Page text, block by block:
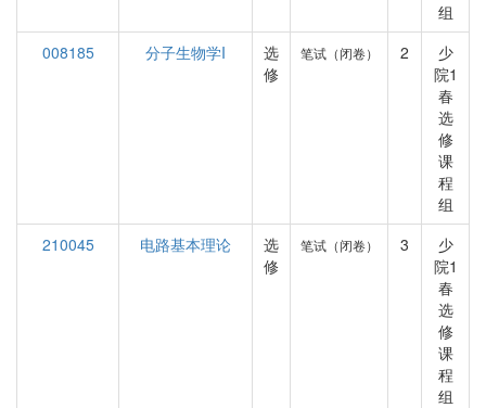
组
008185
分子生物学I
选
修
笔试（闭卷） 2
少
院1
春
选
修
课
程
组
210045
电路基本理论
选
修
笔试（闭卷） 3
少
院1
春
选
修
课
程
组